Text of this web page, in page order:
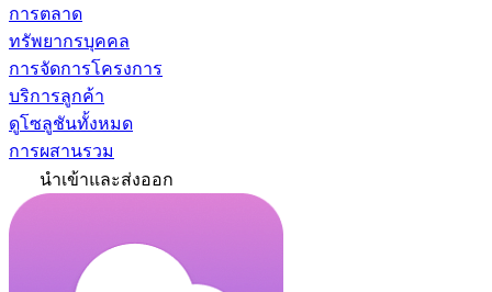
การตลาด
ทรัพยากรบุคคล
การจัดการโครงการ
บริการลูกค้า
ดูโซลูชันทั้งหมด
การผสานรวม
นำเข้าและส่งออก